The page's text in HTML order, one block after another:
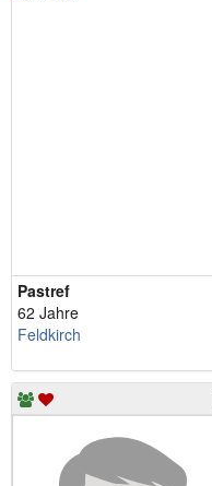
Pastref
62 Jahre
Feldkirch